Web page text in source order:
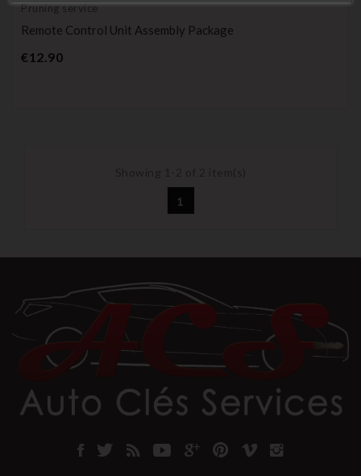
Pruning service
Remote Control Unit Assembly Package
€12.90Price
1